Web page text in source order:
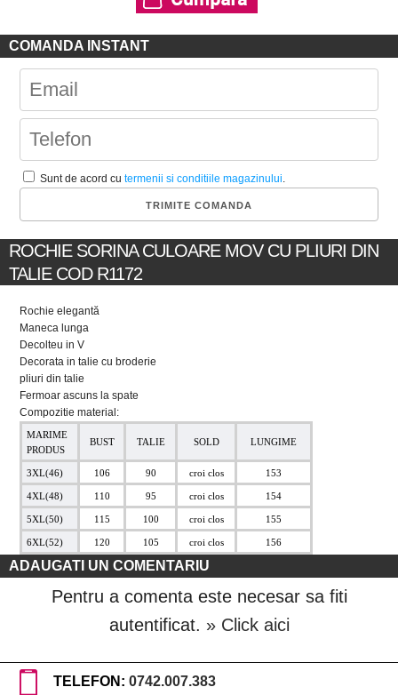
COMANDA INSTANT
Sunt de acord cutermenii si conditiile magazinului.
ROCHIE SORINA CULOARE MOV CU PLIURI DIN
TALIE COD R1172
Rochie elegantă
Maneca lunga
Decolteu in V
Decorata in talie cu broderie
pliuri din talie
Fermoar ascuns la spate
Compozitie material:
MARIME
PRODUS
BUST TALIE SOLD LUNGIME
3XL(46) 106 90 croi clos 153
4XL(48) 110 95 croi clos 154
5XL(50) 115 100 croi clos 155
6XL(52) 120 105 croi clos 156
ADAUGATI UN COMENTARIU
Pentru a comenta este necesar sa fiti
autentificat. » Click aici
TELEFON: 0742.007.383